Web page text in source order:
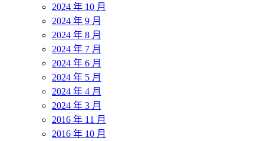
2024 年 10 月
2024 年 9 月
2024 年 8 月
2024 年 7 月
2024 年 6 月
2024 年 5 月
2024 年 4 月
2024 年 3 月
2016 年 11 月
2016 年 10 月